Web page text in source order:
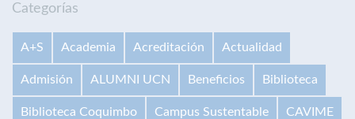
Categorías
A+S Academia Acreditación Actualidad
Admisión ALUMNI UCN Beneficios Biblioteca
Biblioteca Coquimbo Campus Sustentable CAVIME